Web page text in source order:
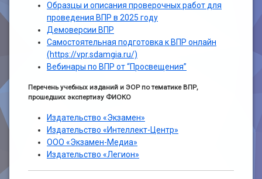
Образцы и описания проверочных работ для
проведения ВПР в 2025 году
Демоверсии ВПР
Самостоятельная подготовка к ВПР онлайн
(https://vpr.sdamgia.ru/)
Вебинары по ВПР от “Просвещения”
Перечень учебных изданий и ЭОР по тематике ВПР,
прошедших экспертизу ФИОКО
Издательство «Экзамен»
Издательство «Интеллект-Центр»
ООО «Экзамен-Медиа»
Издательство «Легион»